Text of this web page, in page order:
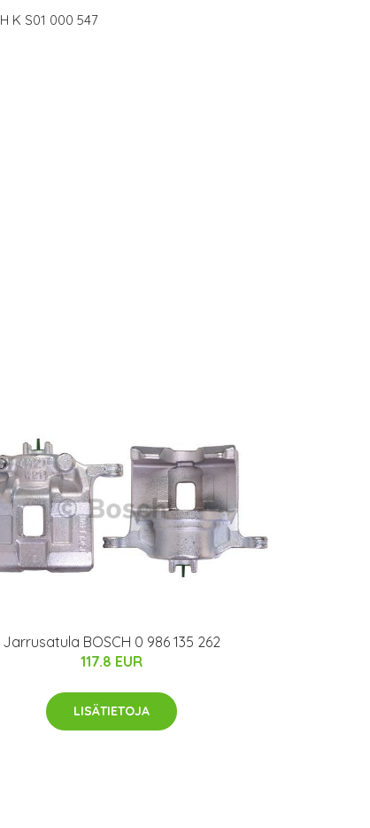
K S01 000 547
Jarrusatula BOSCH 0 986 135 262
117.8 EUR
LISÄTIETOJA